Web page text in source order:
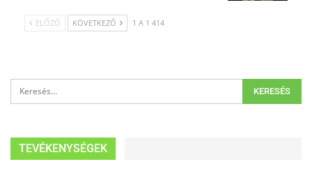
ELŐZŐ KÖVETKEZŐ 1 A 1 414
TEVÉKENYSÉGEK